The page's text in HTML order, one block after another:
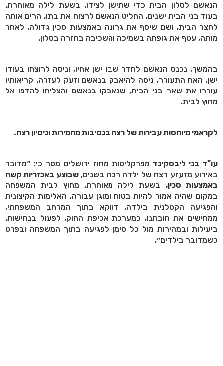
הנאשם לסלון הבית כדי שתישן לצידו. בשעת לילה מאוחרת,
בעוד בני הבית ישנים, החליט הנאשם לרצוח את בתו, הרים אותה
לחצר הבית, ושם שיסף את גרונה באמצעות סכין גדולה. לאחר
מותה, עטף את גופתה בשמיכה והשכיבה בחזרה בסלון.
בהמשך, נכנס הנאשם לחדר שבו ישן אחיו, וניסה לרוצחו בעודו
ישן. האח התעורר, ניסה להיאבק בנאשם וזעק לעזרה. קריאותיו
עוררו את שאר בני הבית, שנאבקו בנאשם והצליחו להדפו אל
מחוץ לבית.
לקראמי מיוחסות עבירות של רצח בנסיבות מחמירות וניסיון רצח.
עו"ד בני ליבסקינדמפרקליטות מחוז ירושלים מסר כי: ״מדובר
באירוע מזעזע רצח של ילדה רכה בשנים,שבוצע באכזריות קשה
באמצעות סכין,בשעת לילה מאוחרת, מחוץ לבית המשפחה
במקום שהיה אמור להיות בטוח ומוגן עבורה. האלימות הקיצונית
והפגיעה הקטלנית בילדה, דווקא בתוך המרחב המשפחתי,
ממחישים את חובתנו, כמערכת אכיפת החוק, לפעול בנחישות,
ביעילות ובמהירות מול כל סימן לפגיעה בתוך המשפחה ובפרט
כשמדובר בילדים״.